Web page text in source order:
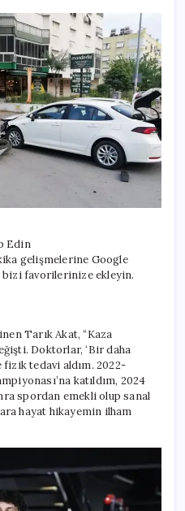
Edin
gelişmelerine Google
bizi favorilerinize ekleyin.
Tarık Akat, “Kaza
Doktorlar, ‘Bir daha
fizik tedavi aldım. 2022-
katıldım, 2024
spordan emekli olup sanal
hayat hikayemin ilham